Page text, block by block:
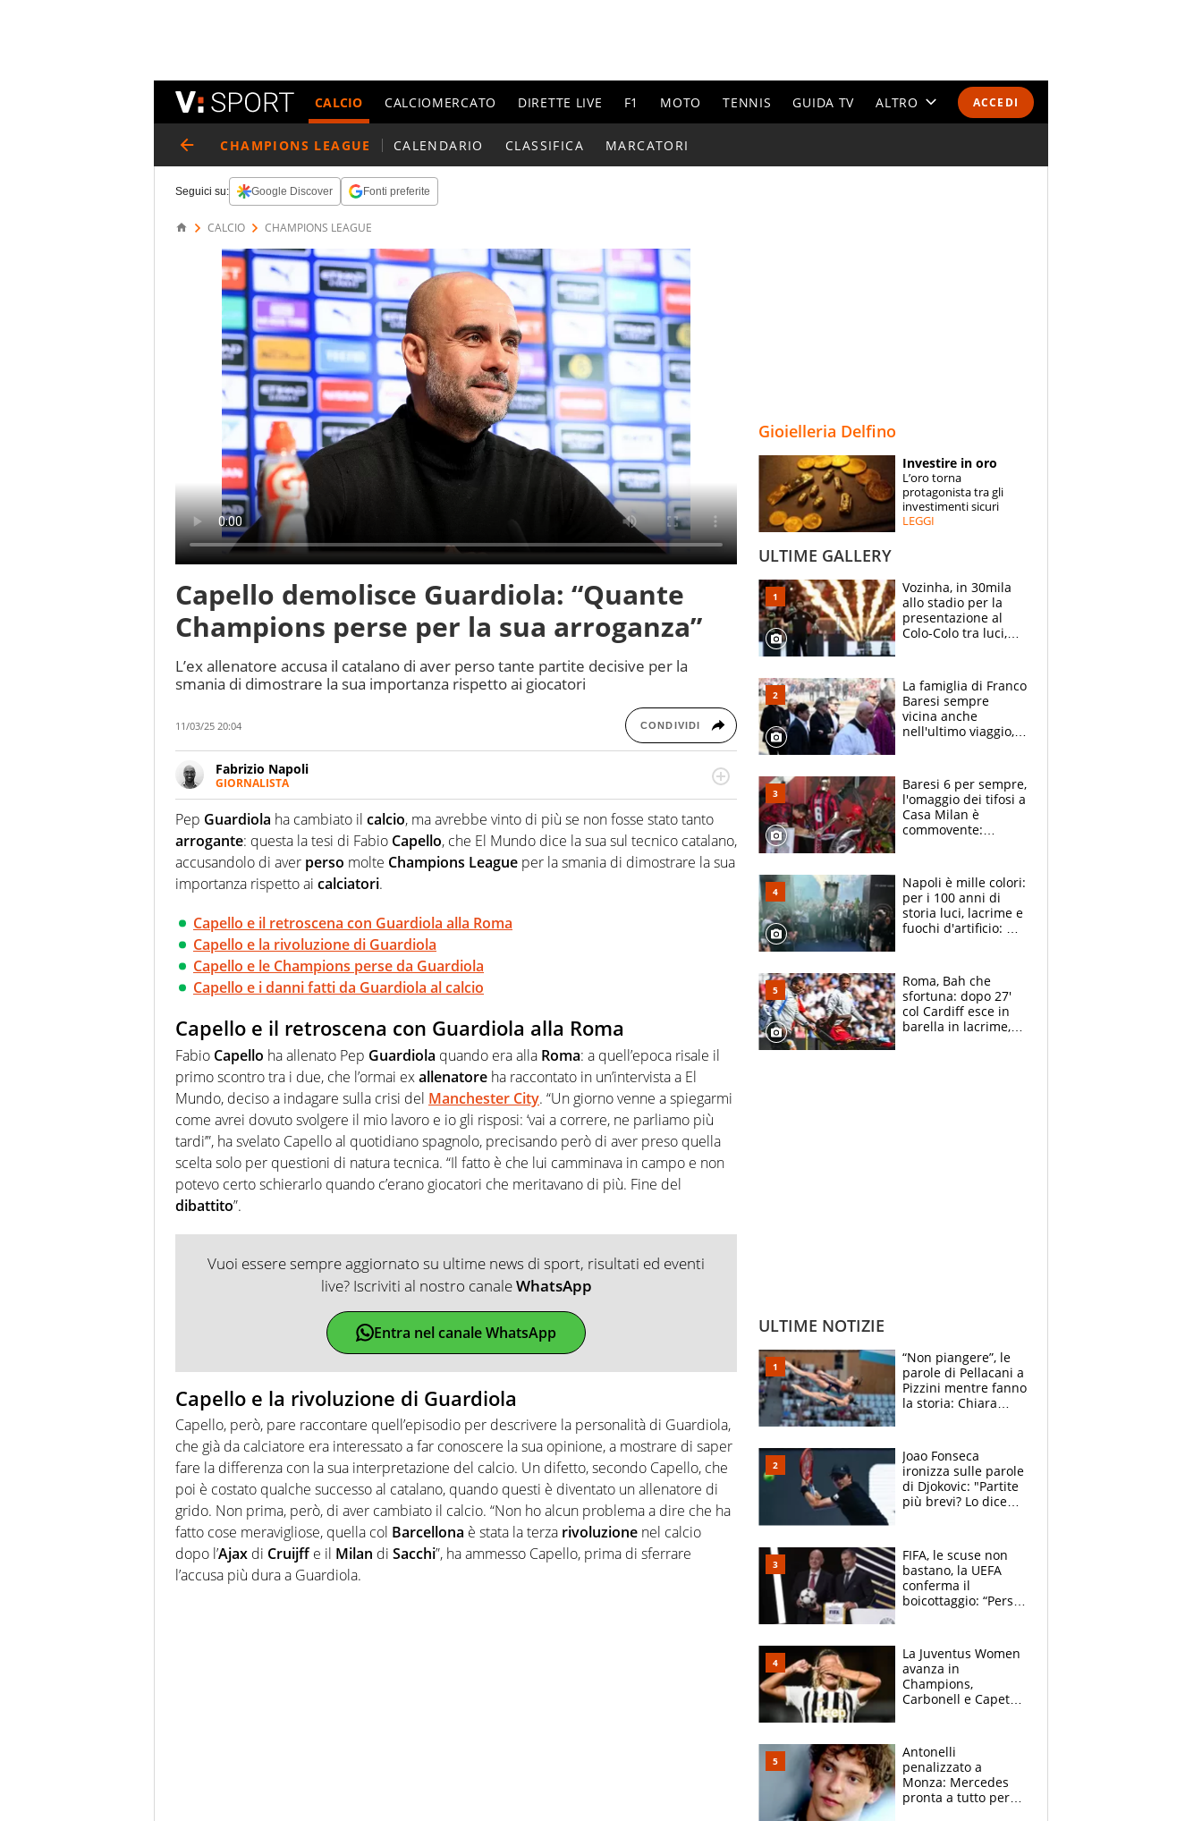
ACCEDI
CALCIO CALCIOMERCATO DIRETTE LIVE F1 MOTO TENNIS GUIDA TV ALTRO
ESPERTI
CONTATTI
CHAMPIONS LEAGUE CALENDARIO CLASSIFICA MARCATORI
Seguici su: Google Discover Fonti preferite
CALCIO CHAMPIONS LEAGUE
Capello demolisce Guardiola: “Quante
Champions perse per la sua arroganza”
L’ex allenatore accusa il catalano di aver perso tante partite decisive per la
smania di dimostrare la sua importanza rispetto ai giocatori
11/03/25 20:04 CONDIVIDI
Fabrizio Napoli
GIORNALISTA
Giornalista professionista, per Virgilio Sport segue anche il calcio ma è con la
pallanuoto che esalta competenze e passioni. Cura la comunicazione di HaBaWaBa, il
più grande festival di waterpolo per bambini al mondo
Pep Guardiola ha cambiato il calcio, ma avrebbe vinto di più se non fosse stato tanto
arrogante: questa la tesi di Fabio Capello, che El Mundo dice la sua sul tecnico catalano,
accusandolo di aver perso molte Champions League per la smania di dimostrare la sua
importanza rispetto ai calciatori.
Capello e il retroscena con Guardiola alla Roma
Capello e la rivoluzione di Guardiola
Capello e le Champions perse da Guardiola
Capello e i danni fatti da Guardiola al calcio
Capello e il retroscena con Guardiola alla Roma
Fabio Capello ha allenato Pep Guardiola quando era alla Roma: a quell’epoca risale il
primo scontro tra i due, che l’ormai exallenatore ha raccontato in un’intervista a El
Mundo, deciso a indagare sulla crisi del Manchester City. “Un giorno venne a spiegarmi
come avrei dovuto svolgere il mio lavoro e io gli risposi: ‘vai a correre, ne parliamo più
tardi’”, ha svelato Capello al quotidiano spagnolo, precisando però di aver preso quella
scelta solo per questioni di natura tecnica. “Il fatto è che lui camminava in campo e non
potevo certo schierarlo quando c’erano giocatori che meritavano di più. Fine del
dibattito”.
Vuoi essere sempre aggiornato su ultime news di sport, risultati ed eventi
live? Iscriviti al nostro canaleWhatsApp
Entra nel canale WhatsApp
Capello e la rivoluzione di Guardiola
Capello, però, pare raccontare quell’episodio per descrivere la personalità di Guardiola,
che già da calciatore era interessato a far conoscere la sua opinione, a mostrare di saper
fare la differenza con la sua interpretazione del calcio. Un difetto, secondo Capello, che
poi è costato qualche successo al catalano, quando questi è diventato un allenatore di
grido. Non prima, però, di aver cambiato il calcio. “Non ho alcun problema a dire che ha
fatto cose meravigliose, quella col Barcellona è stata la terza rivoluzione nel calcio
dopo l’Ajax di Cruijffe il Milan di Sacchi”, ha ammesso Capello, prima di sferrare
l’accusa più dura a Guardiola.
Gioielleria Delfino
Investire in oro
L’oro torna
protagonista tra gli
investimenti sicuri
LEGGI
ULTIME GALLERY
Vozinha, in 30mila
allo stadio per la
presentazione al
Colo-Colo tra luci,
La famiglia di Franco
Baresi sempre
vicina anche
nell'ultimo viaggio,
circondati
dall'affetto dei tifosi
Baresi 6 per sempre,
l'omaggio dei tifosi a
Casa Milan è
commovente:
bigliettini
Napoli è mille colori:
per i 100 anni di
storia luci, lacrime e
fuochi d'artificio: De
Roma, Bah che
sfortuna: dopo 27'
col Cardiff esce in
barella in lacrime,
ULTIME NOTIZIE
“Non piangere”, le
parole di Pellacani a
Pizzini mentre fanno
la storia: Chiara
Joao Fonseca
ironizza sulle parole
di Djokovic: "Partite
più brevi? Lo dice
FIFA, le scuse non
bastano, la UEFA
conferma il
boicottaggio: “Persa
rivelazione sulla
Superlega
La Juventus Women
avanza in
Champions,
Carbonell e Capeta
Antonelli
penalizzato a
Monza: Mercedes
pronta a tutto per